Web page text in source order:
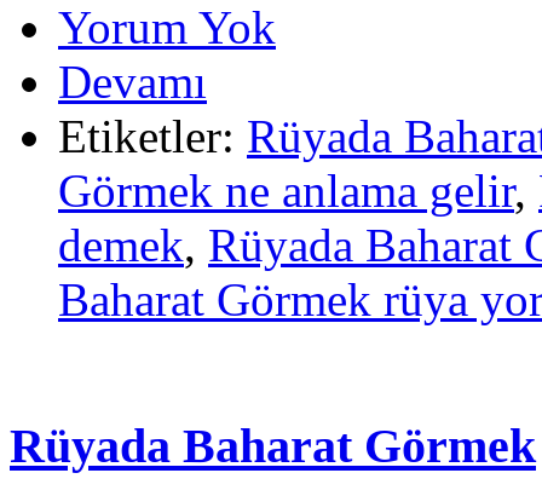
Yorum Yok
Devamı
Etiketler: Rüyada
Görmek ne anlama gelir,
demek, Rüyada Baharat
Baharat Görmek rüya
Rüyada Baharat Görmek